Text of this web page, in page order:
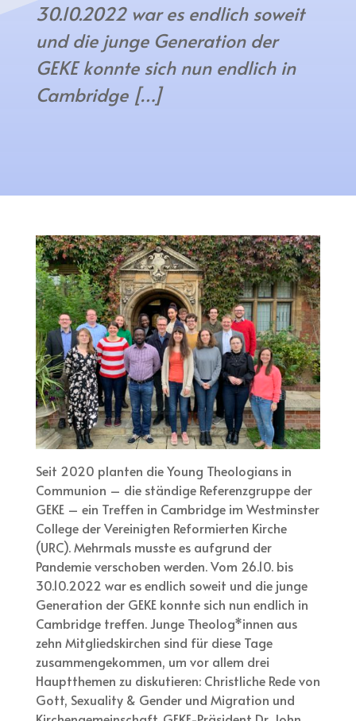
30.10.2022 war es endlich soweit
und die junge Generation der
GEKE konnte sich nun endlich in
Cambridge […]
Seit 2020 planten die Young Theologians in
Communion – die ständige Referenzgruppe der
GEKE – ein Treffen in Cambridge im Westminster
College der Vereinigten Reformierten Kirche
(URC). Mehrmals musste es aufgrund der
Pandemie verschoben werden. Vom 26.10. bis
30.10.2022 war es endlich soweit und die junge
Generation der GEKE konnte sich nun endlich in
Cambridge treffen. Junge Theolog*innen aus
zehn Mitgliedskirchen sind für diese Tage
zusammengekommen, um vor allem drei
Hauptthemen zu diskutieren: Christliche Rede von
Gott, Sexuality & Gender und Migration und